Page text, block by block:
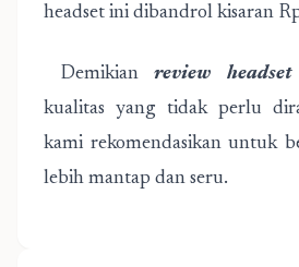
headset ini dibandrol kisaran
Demikianreview
kualitas yang tidak perlu
kami rekomendasikan untuk
lebih mantap dan seru.